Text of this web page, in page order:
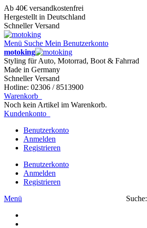
Ab 40€ versandkostenfrei
Hergestellt in Deutschland
Schneller Versand
Menü Suche Mein Benutzerkonto
motoking
Styling für Auto, Motorrad, Boot & Fahrrad
Made in Germany
Schneller Versand
Hotline: 02306 / 8513900
Warenkorb
Noch kein Artikel im Warenkorb.
Kundenkonto
Benutzerkonto
Anmelden
Registrieren
Benutzerkonto
Anmelden
Registrieren
Menü
Suche: